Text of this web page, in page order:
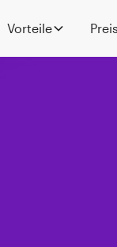
Vorteile